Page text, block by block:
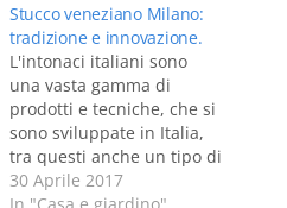
Stucco veneziano Milano:
tradizione e innovazione.
L'intonaci italiani sono
una vasta gamma di
prodotti e tecniche, che si
sono sviluppate in Italia,
tra questi anche un tipo di
stucco in calce, lo stucco
30 Aprile 2017